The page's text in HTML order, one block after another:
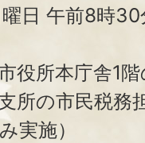
日 午前8時
役所本庁舎1
所の市民税務
実施）